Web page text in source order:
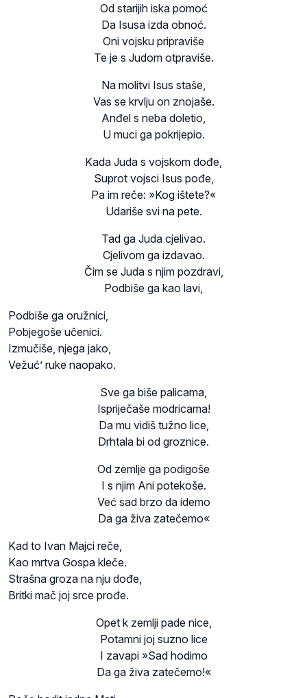
Od starijih iska pomoć
Da Isusa izda obnoć.
Oni vojsku pripraviše
Te je s Judom otpraviše.
Na molitvi Isus staše,
Vas se krvlju on znojaše.
Anđel s neba doletio,
U muci ga pokrijepio.
Kada Juda s vojskom dođe,
Suprot vojsci Isus pođe,
Pa im reče: »Kog ištete?«
Udariše svi na pete.
Tad ga Juda cjelivao.
Cjelivom ga izdavao.
Čim se Juda s njim pozdravi,
Podbiše ga kao lavi,
Podbiše ga oružnici,
Pobjegoše učenici.
Izmučiše, njega jako,
Vežuć’ ruke naopako.
Sve ga biše palicama,
Ispriječaše modricama!
Da mu vidiš tužno lice,
Drhtala bi od groznice.
Od zemlje ga podigoše
I s njim Ani potekoše.
Već sad brzo da idemo
Da ga živa zatečemo«
Kad to Ivan Majci reče,
Kao mrtva Gospa kleče.
Strašna groza na nju dođe,
Britki mač joj srce prođe.
Opet k zemlji pade nice,
Potamni joj suzno lice
I zavapi »Sad hodimo
Da ga živa zatečemo!«